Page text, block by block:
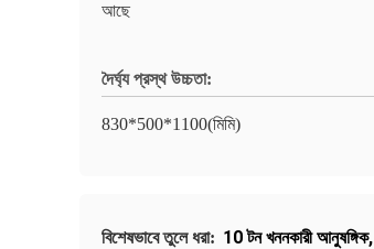
আছে
দৈর্ঘ্য প্রস্থ উচ্চতা:
830*500*1100(মিমি)
বিশেষভাবে তুলে ধরা: 10 টন খননকারী আনুষঙ্গিক,